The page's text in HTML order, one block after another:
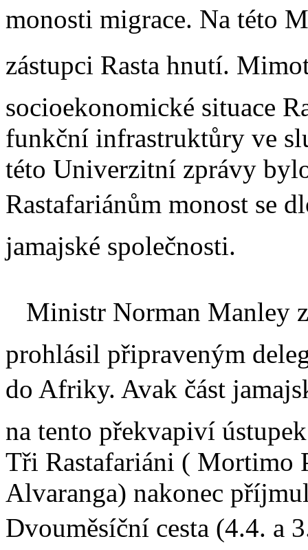
monosti migrace. Na této
zástupci Rasta hnutí.
socioekonomické situace
funkční infrastruktůry ve
této Univerzitní zprávy
Rastafariánům monost se
jamajské společnosti.
Ministr Norman Manley z
prohlásil připraveným
do Afriky. Avak část
na tento překvapiví
Tři Rastafariáni ( Mortimo
Alvaranga) nakonec
Dvouměsíční cesta (4.4.